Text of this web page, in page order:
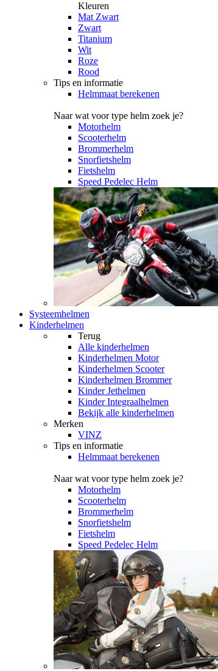
Kleuren
Mat Zwart
Zwart
Titanium
Wit
Roze
Rood
Tips en informatie
Helmmaat berekenen
Naar wat voor type helm zoek je?
Motorhelm
Scooterhelm
Brommerhelm
Snorfietshelm
Fietshelm
Speed Pedelec Helm
Systeemhelmen
Kinderhelmen
Terug
Alle kinderhelmen
Kinderhelmen Motor
Kinderhelmen Scooter
Kinderhelmen Brommer
Kinder Jethelmen
Kinder Integraalhelmen
Bekijk alle kinderhelmen
Merken
VINZ
Tips en informatie
Helmmaat berekenen
Naar wat voor type helm zoek je?
Motorhelm
Scooterhelm
Brommerhelm
Snorfietshelm
Fietshelm
Speed Pedelec Helm